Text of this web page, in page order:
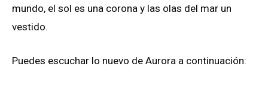
mundo, el sol es una corona y las olas del mar un
vestido.
Puedes escuchar lo nuevo de Aurora a continuación: